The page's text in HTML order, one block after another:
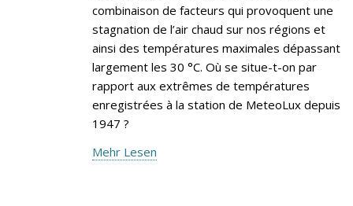
combinaison de facteurs qui provoquent une
stagnation de l’air chaud sur nos régions et
ainsi des températures maximales dépassant
largement les 30 °C. Où se situe-t-on par
rapport aux extrêmes de températures
enregistrées à la station de MeteoLux depuis
1947 ?
Mehr Lesen